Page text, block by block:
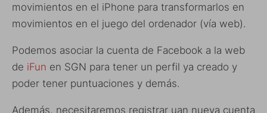
movimientos en el iPhone para transformarlos en
movimientos en el juego del ordenador (vía web).
Podemos asociar la cuenta de Facebook a la web
de iFun en SGN para tener un perfil ya creado y
poder tener puntuaciones y demás.
Además, necesitaremos registrar uan nueva cuenta